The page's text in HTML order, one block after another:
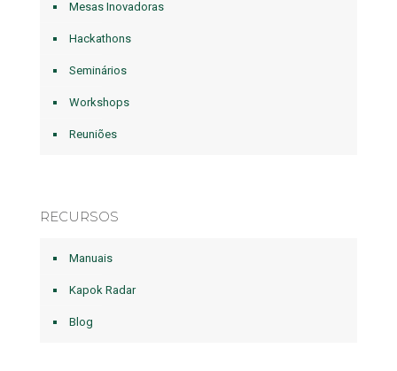
Mesas Inovadoras
Hackathons
Seminários
Workshops
Reuniões
RECURSOS
Manuais
Kapok Radar
Blog